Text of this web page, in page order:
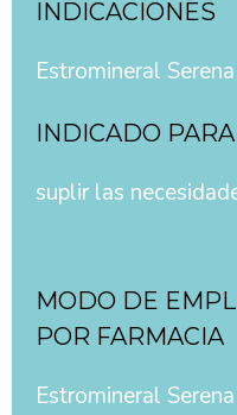
INDICACIONES
Estromineral
INDICADO PARA
suplir las
MODO DE
POR FARMACIA
Estromineral